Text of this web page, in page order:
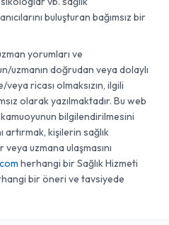
buluşturan bağımsız bir
yorumları ve
doğrudan veya dolaylı
ricası olmaksızın, ilgili
olarak yazılmaktadır. Bu web
kamuoyunun bilgilendirilmesini
artırmak, kişilerin sağlık
uzmana ulaşmasını
herhangi bir Sağlık Hizmeti
bir öneri ve tavsiyede